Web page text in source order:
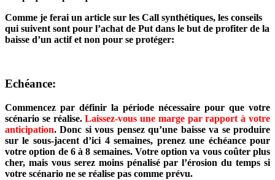
Comme je ferai un article sur les Call synthétiques, les conseils
qui suivent sont pour l’achat de Put dans le but de profiter de la
baisse d’un actif et non pour se protéger:
Echéance:
Commencez par définir la période nécessaire pour que votre
scénario se réalise.Laissez-vous une marge par rapport à votre
anticipation. Donc si vous pensez qu’une baisse va se produire
sur le sous-jacent d’ici 4 semaines, prenez une échéance pour
votre option de 6 à 8 semaines. Votre option va vous coûter plus
cher, mais vous serez moins pénalisé par l’érosion du temps si
votre scénario ne se réalise pas comme prévu.